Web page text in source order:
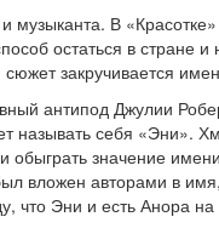
музыканта. В
остаться в
закручивается
антипод Джулии
называть себя
значение
вложен авторами в
что Эни и есть Анора